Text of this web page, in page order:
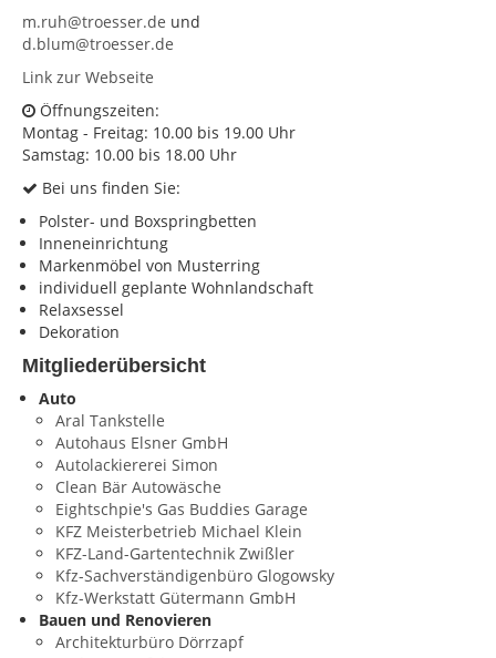
Impressum
Datenschutz
m.ruh@troesser.de und
d.blum@troesser.de
Link zur Webseite
Öffnungszeiten:
Montag - Freitag: 10.00 bis 19.00 Uhr
Samstag: 10.00 bis 18.00 Uhr
Bei uns finden Sie:
Polster- und Boxspringbetten
Inneneinrichtung
Markenmöbel von Musterring
individuell geplante Wohnlandschaft
Relaxsessel
Dekoration
Mitgliederübersicht
Auto
Aral Tankstelle
Autohaus Elsner GmbH
Autolackiererei Simon
Clean Bär Autowäsche
Eightschpie's Gas Buddies Garage
KFZ Meisterbetrieb Michael Klein
KFZ-Land-Gartentechnik Zwißler
Kfz-Sachverständigenbüro Glogowsky
Kfz-Werkstatt Gütermann GmbH
Bauen und Renovieren
Architekturbüro Dörrzapf